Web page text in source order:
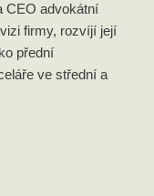
CEO advokátní
firmy, rozvíjí její
přední
ve střední a